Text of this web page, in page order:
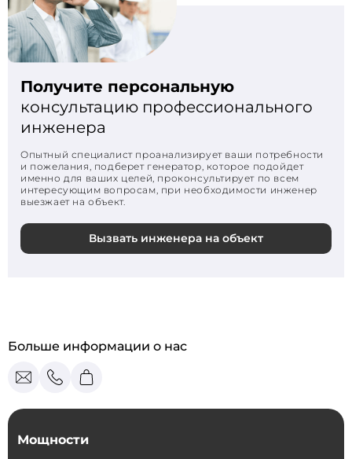
Получите персональную
консультацию профессионального
инженера
Опытный специалист проанализирует ваши потребности
и пожелания, подберет генератор, которое подойдет
именно для ваших целей, проконсультирует по всем
интересующим вопросам, при необходимости инженер
выезжает на объект.
Вызвать инженера на объект
Больше информации о нас
Мощности